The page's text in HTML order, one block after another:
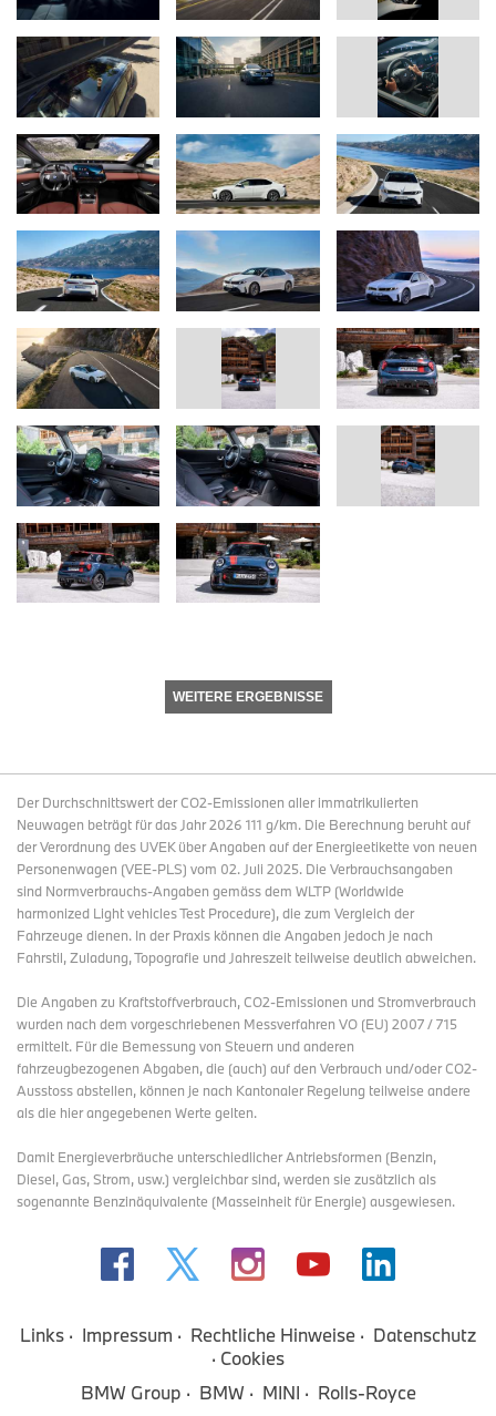
WEITERE ERGEBNISSE
Der Durchschnittswert der CO2-Emissionen aller immatrikulierten
Neuwagen beträgt für das Jahr 2026 111 g/km. Die Berechnung beruht auf
der Verordnung des UVEK über Angaben auf der Energieetikette von neuen
Personenwagen (VEE-PLS) vom 02. Juli 2025. Die Verbrauchsangaben
sind Normverbrauchs-Angaben gemäss dem WLTP (Worldwide
harmonized Light vehicles Test Procedure), die zum Vergleich der
Fahrzeuge dienen. In der Praxis können die Angaben jedoch je nach
Fahrstil, Zuladung, Topografie und Jahreszeit teilweise deutlich abweichen.
Die Angaben zu Kraftstoffverbrauch, CO2-Emissionen und Stromverbrauch
wurden nach dem vorgeschriebenen Messverfahren VO (EU) 2007 / 715
ermittelt. Für die Bemessung von Steuern und anderen
fahrzeugbezogenen Abgaben, die (auch) auf den Verbrauch und/oder CO2-
Ausstoss abstellen, können je nach Kantonaler Regelung teilweise andere
als die hier angegebenen Werte gelten.
Damit Energieverbräuche unterschiedlicher Antriebsformen (Benzin,
Diesel, Gas, Strom, usw.) vergleichbar sind, werden sie zusätzlich als
sogenannte Benzinäquivalente (Masseinheit für Energie) ausgewiesen.
Links Impressum Rechtliche Hinweise
Datenschutz
Cookies
BMW Group
BMW MINI Rolls-Royce